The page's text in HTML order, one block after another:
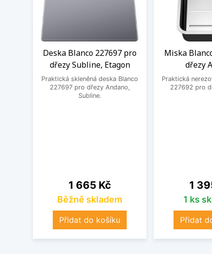
Deska Blanco 227697 pro
dřezy Subline, Etagon
Praktická skleněná deska Blanco
227697 pro dřezy Andano,
Subline.
Cena
1 665 Kč
Běžně skladem
Přidat do košíku
Miska
dřezy
Praktická
227692 pro
Cena
1
1 ks
Přidat